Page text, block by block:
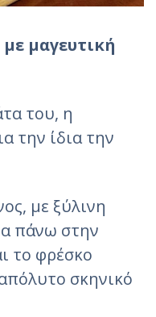
μαγευτική
του, η
την ίδια την
με ξύλινη
πάνω στην
το φρέσκο
σκηνικό